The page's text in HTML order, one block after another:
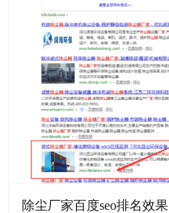
除尘厂家百度seo排名效果